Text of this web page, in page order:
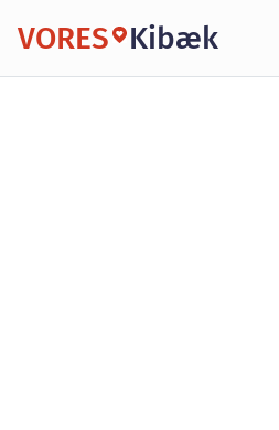
VORES Kibæk